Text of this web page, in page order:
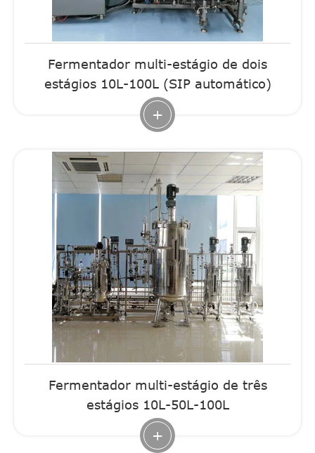
Fermentador multi-estágio de dois
estágios 10L-100L (SIP automático)
+
Fermentador multi-estágio de três
estágios 10L-50L-100L
+